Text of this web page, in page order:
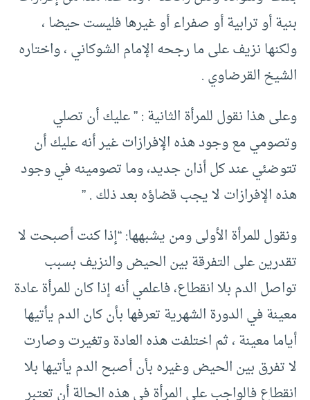
بنية أو ترابية أو صفراء أو غيرها فليست حيضا ،
ولكنها نزيف على ما رجحه الإمام الشوكاني ، واختاره
الشيخ القرضاوي .
وعلى هذا نقول للمرأة الثانية : ” عليك أن تصلي
وتصومي مع وجود هذه الإفرازات غير أنه عليك أن
تتوضئي عند كل أذان جديد، وما تصومينه في وجود
هذه الإفرازات لا يجب قضاؤه بعد ذلك . ”
ونقول للمرأة الأولى ومن يشبهها: “إذا كنت أصبحت لا
تقدرين على التفرقة بين الحيض والنزيف بسبب
تواصل الدم بلا انقطاع، فاعلمي أنه إذا كان للمرأة عادة
معينة في الدورة الشهرية تعرفها بأن كان الدم يأتيها
أياما معينة ، ثم اختلفت هذه العادة وتغيرت وصارت
لا تفرق بين الحيض وغيره بأن أصبح الدم يأتيها بلا
انقطاع فالواجب على المرأة في هذه الحالة أن تعتبر